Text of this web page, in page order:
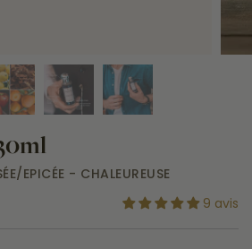
EPICÉE - CHALEUREUSE
9 avis